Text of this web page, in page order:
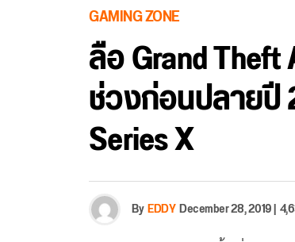
GAMING ZONE
ลือ Grand
ช่วงก่อนปลายปี
Series X
ByEDDYDecember 28, 2019|